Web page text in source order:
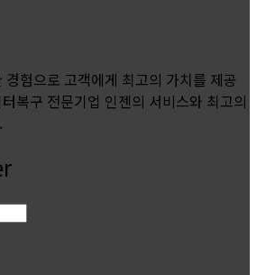
험으로 고객에게 최고의 가치를 제공
복구 전문기업 인젠의 서비스와 최고의